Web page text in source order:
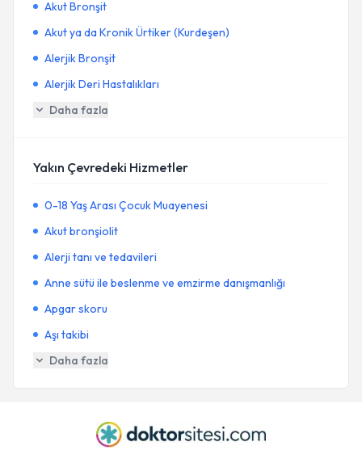
Akut Bronşit
Akut ya da Kronik Ürtiker (Kurdeşen)
Alerjik Bronşit
Alerjik Deri Hastalıkları
Daha fazla
Yakın Çevredeki Hizmetler
0-18 Yaş Arası Çocuk Muayenesi
Akut bronşiolit
Alerji tanı ve tedavileri
Anne sütü ile beslenme ve emzirme danışmanlığı
Apgar skoru
Aşı takibi
Daha fazla